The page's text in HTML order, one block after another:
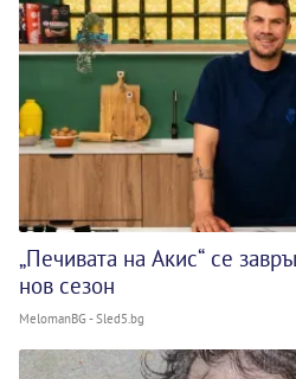
„Печивата на Акис“ се
нов сезон
MelomanBG - Sled5.bg